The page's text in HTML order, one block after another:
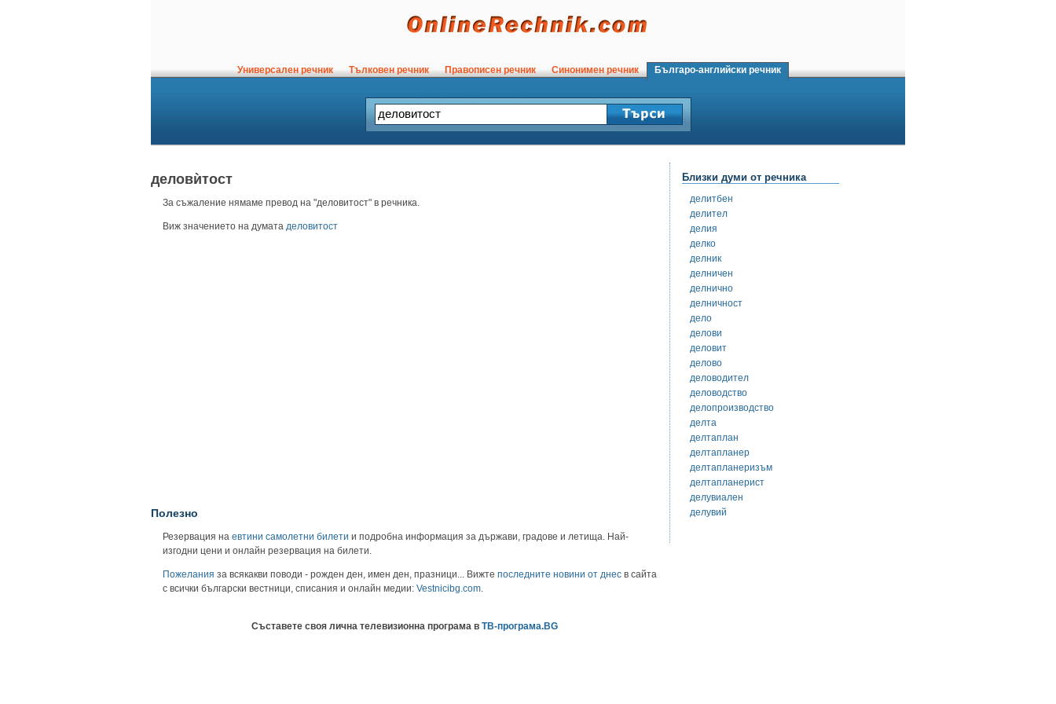
Универсален речник Тълковен речник Правописен речник Синонимен речник Българо-английски речник
деловѝтост
За съжаление нямаме превод на "деловитост" в речника.
Виж значението на думата деловитост
Полезно
Резервация на евтини самолетни билети и подробна информация за държави, градове и летища. Най-
изгодни цени и онлайн резервация на билети.
Пожелания за всякакви поводи - рожден ден, имен ден, празници... Вижте последните новини от днес в сайта
с всички български вестници, списания и онлайн медии: Vestnicibg.com
Съставете своя лична телевизионна програма в ТВ-програма.BG
Близки думи от речника
делитбен
делител
делия
делко
делник
делничен
делнично
делничност
дело
делови
деловит
делово
деловодител
деловодство
делопроизводство
делта
делтаплан
делтапланер
делтапланеризъм
делтапланерист
делувиален
делувий